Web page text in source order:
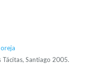
Santiago 2005.